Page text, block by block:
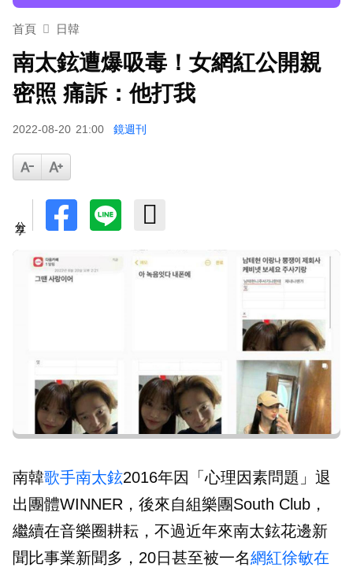
下載東森App，隨時掌握天下大小事！
孫淑媚首登JJA音樂節！被范曉萱1句話打動 放話
秀超狂腹肌
首頁 日韓
南太鉉遭爆吸毒！女網紅公開親
密照 痛訴：他打我
2022-08-20 21:00 鏡週刊
南韓歌手南太鉉2016年因「心理因素問題」退
出團體WINNER，後來自組樂團South Club，
繼續在音樂圈耕耘，不過近年來南太鉉花邊新
聞比事業新聞多，20日甚至被一名網紅徐敏在